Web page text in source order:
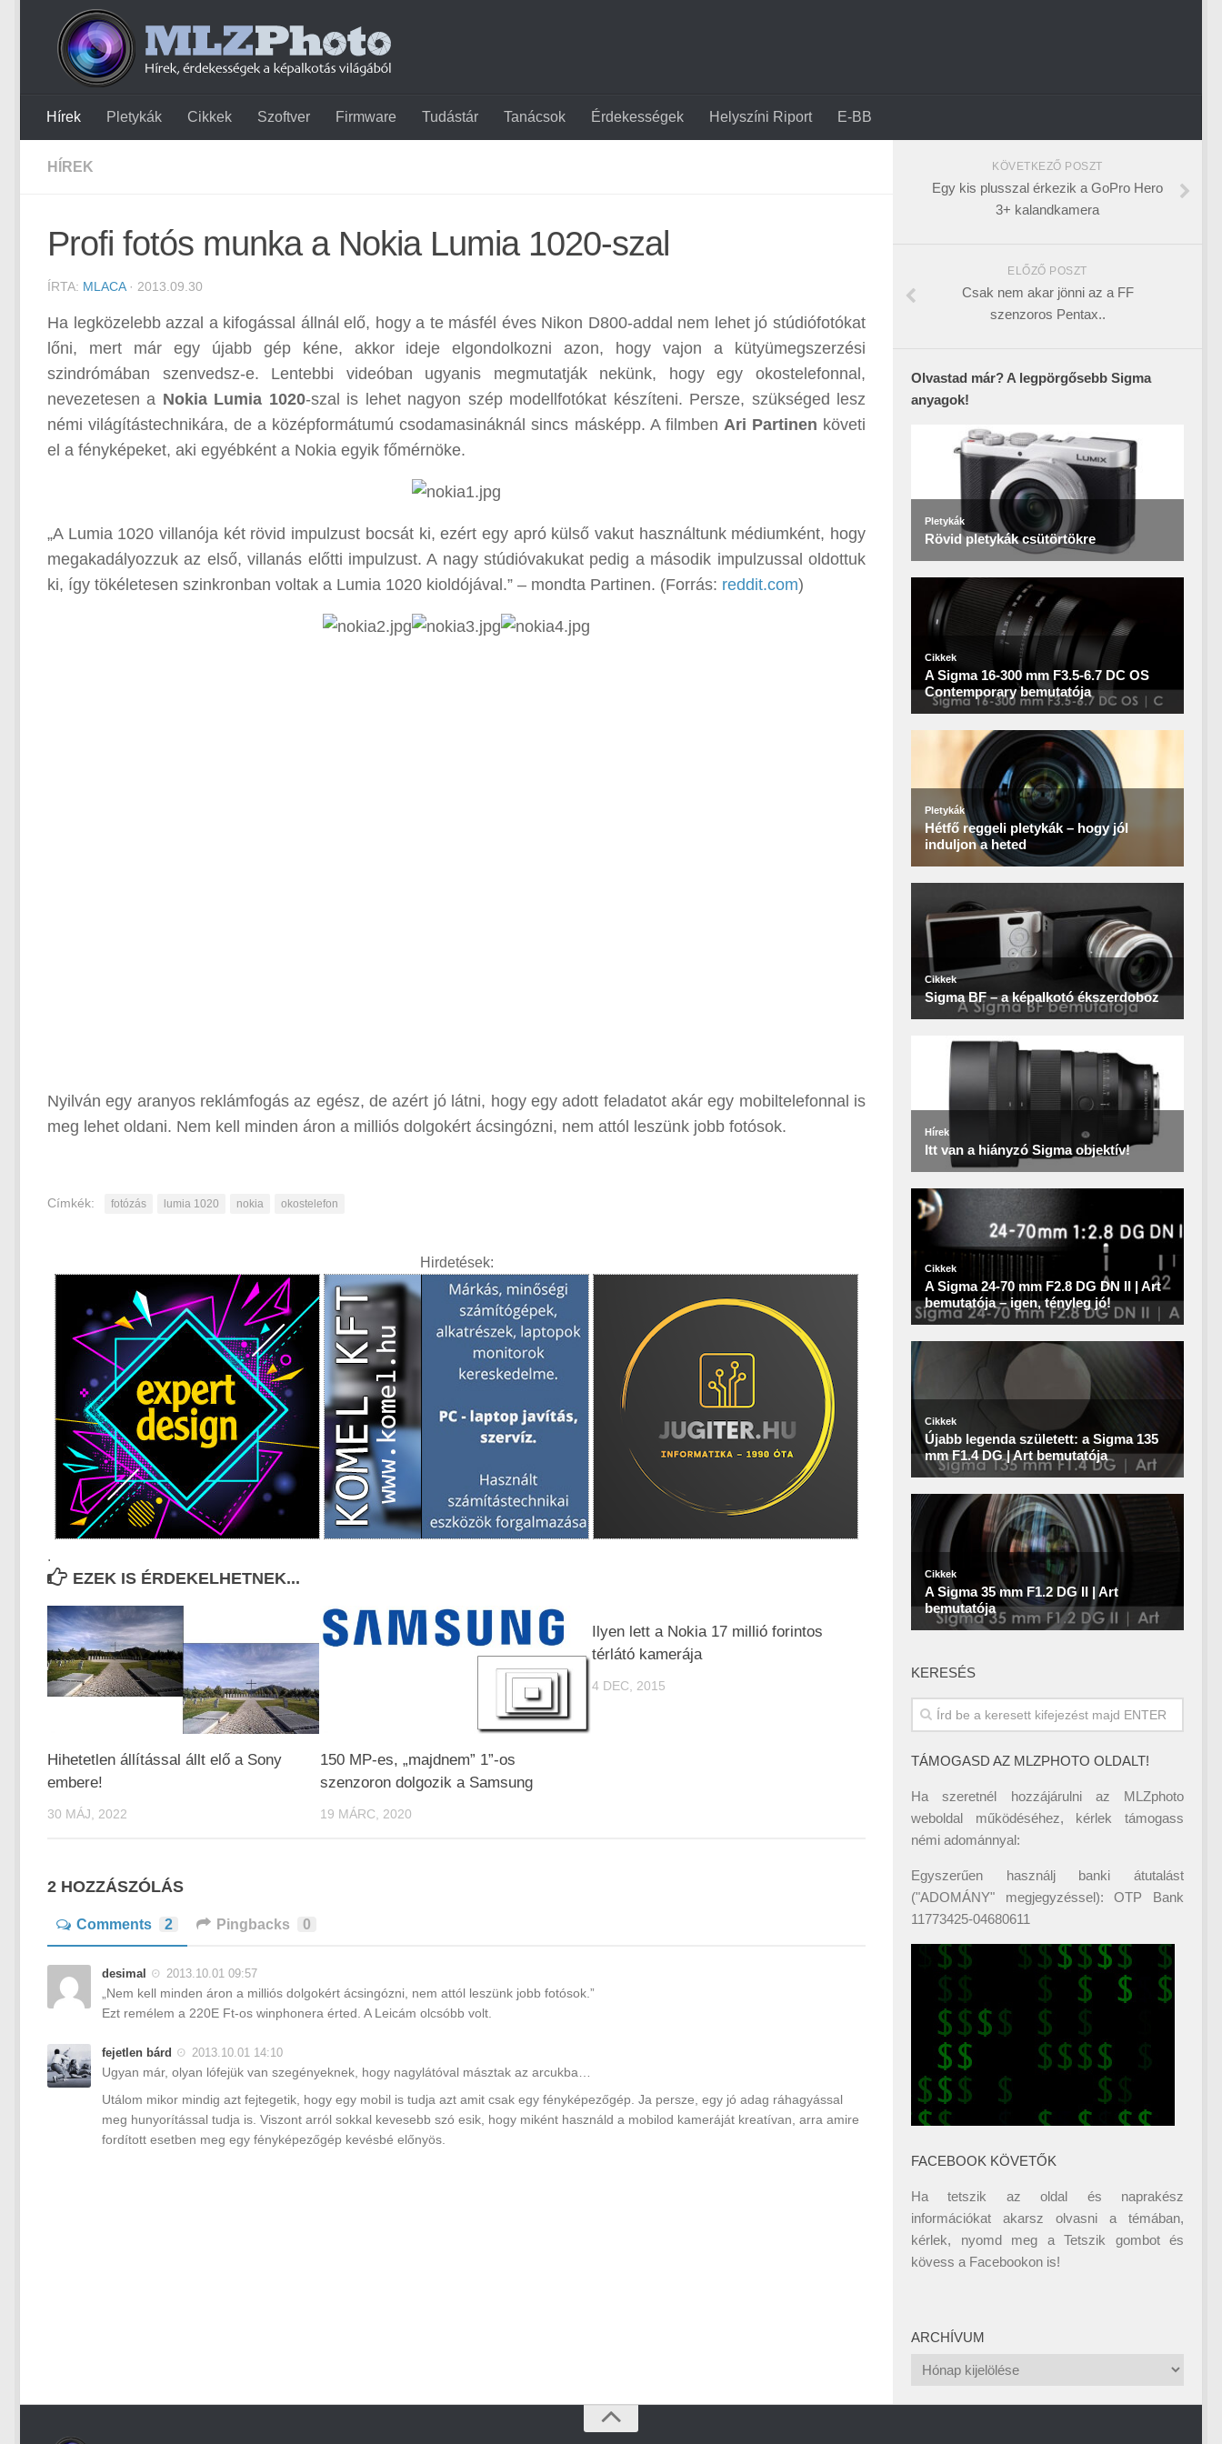
Hírek Pletykák Cikkek Szoftver Firmware Tudástár Tanácsok Érdekességek Helyszíni Riport E-BB
HÍREK
Profi fotós munka a Nokia Lumia 1020-szal
ÍRTA: MLACA· 2013.09.30
Ha legközelebb azzal a kifogással állnál elő, hogy a te másfél éves Nikon D800-addal nem lehet jó stúdiófotókat
lőni, mert már egy újabb gép kéne, akkor ideje elgondolkozni azon, hogy vajon a kütyümegszerzési
szindrómában szenvedsz-e. Lentebbi videóban ugyanis megmutatják nekünk, hogy egy okostelefonnal,
nevezetesen a Nokia Lumia 1020-szal is lehet nagyon szép modellfotókat készíteni. Persze, szükséged lesz
némi világítástechnikára, de a középformátumú csodamasináknál sincs másképp. A filmben Ari Partinen követi
el a fényképeket, aki egyébként a Nokia egyik főmérnöke.
„A Lumia 1020 villanója két rövid impulzust bocsát ki, ezért egy apró külső vakut használtunk médiumként, hogy
megakadályozzuk az első, villanás előtti impulzust. A nagy stúdióvakukat pedig a második impulzussal oldottuk
ki, így tökéletesen szinkronban voltak a Lumia 1020 kioldójával.” – mondta Partinen. (Forrás: reddit.com)
Nyilván egy aranyos reklámfogás az egész, de azért jó látni, hogy egy adott feladatot akár egy mobiltelefonnal is
meg lehet oldani. Nem kell minden áron a milliós dolgokért ácsingózni, nem attól leszünk jobb fotósok.
Címkék: fotózás lumia 1020 nokia okostelefon
Hirdetések:
.
EZEK IS ÉRDEKELHETNEK...
Hihetetlen állítással állt elő a Sony
embere!
30 MÁJ, 2022
150 MP-es, „majdnem” 1”-os
szenzoron dolgozik a Samsung
19 MÁRC, 2020
Ilyen lett a Nokia 17 millió forintos
térlátó kamerája
4 DEC, 2015
2 HOZZÁSZÓLÁS
Comments 2 Pingbacks 0
desimal 2013.10.01 09:57
„Nem kell minden áron a milliós dolgokért ácsingózni, nem attól leszünk jobb fotósok.”
Ezt remélem a 220E Ft-os winphonera érted. A Leicám olcsóbb volt.
fejetlen bárd 2013.10.01 14:10
Ugyan már, olyan lófejük van szegényeknek, hogy nagylátóval másztak az arcukba…
Utálom mikor mindig azt fejtegetik, hogy egy mobil is tudja azt amit csak egy fényképezőgép. Ja persze, egy jó adag ráhagyással
meg hunyorítással tudja is. Viszont arról sokkal kevesebb szó esik, hogy miként használd a mobilod kameráját kreatívan, arra amire
fordított esetben meg egy fényképezőgép kevésbé előnyös.
KÖVETKEZŐ POSZT
Egy kis plusszal érkezik a GoPro Hero
3+ kalandkamera
ELŐZŐ POSZT
Csak nem akar jönni az a FF
szenzoros Pentax..
Olvastad már? A legpörgősebb Sigma
anyagok!
KERESÉS
TÁMOGASD AZ MLZPHOTO OLDALT!
Ha szeretnél hozzájárulni az MLZphoto
weboldal működéséhez, kérlek támogass
némi adománnyal:
Egyszerűen használj banki átutalást
("ADOMÁNY" megjegyzéssel): OTP Bank
11773425-04680611
FACEBOOK KÖVETŐK
Ha tetszik az oldal és naprakész
információkat akarsz olvasni a témában,
kérlek, nyomd meg a Tetszik gombot és
kövess a Facebookon is!
ARCHÍVUM
Archívum